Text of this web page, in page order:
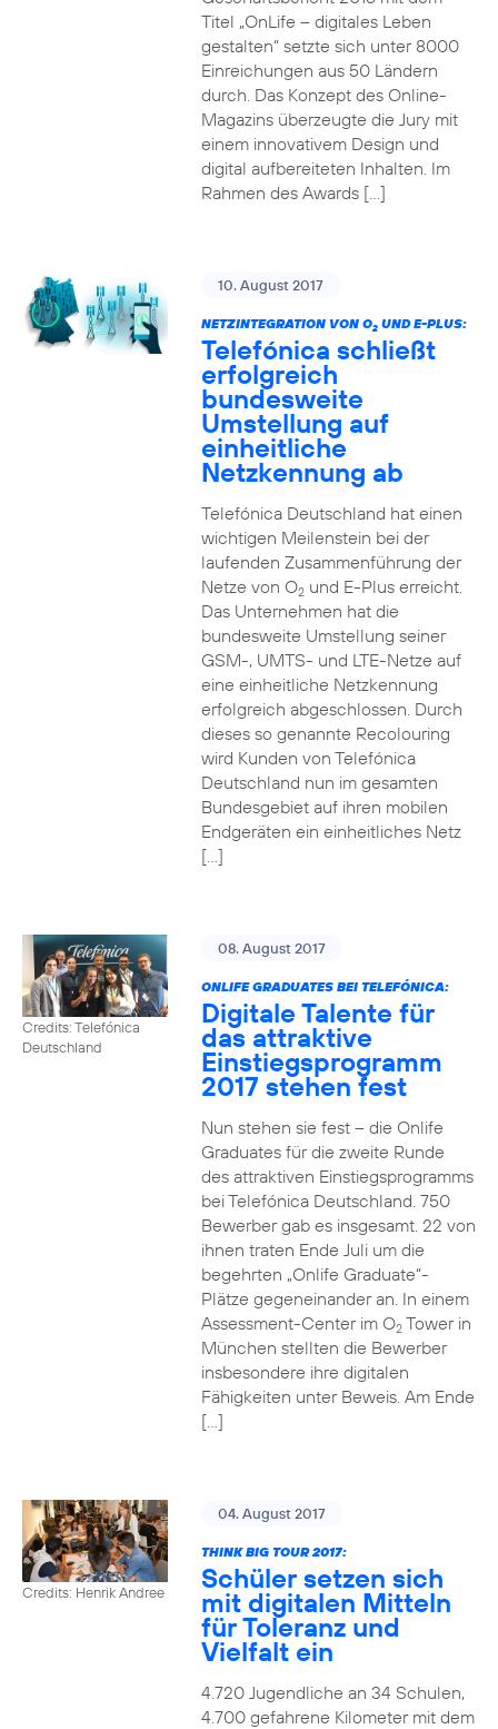
Titel „OnLife – digitales Leben
gestalten“ setzte sich unter 8000
Einreichungen aus 50 Ländern
durch. Das Konzept des Online-
Magazins überzeugte die Jury mit
einem innovativem Design und
digital aufbereiteten Inhalten. Im
Rahmen des Awards […]
10. August 2017
NETZINTEGRATION VON O2UND E-PLUS:
Telefónica schließt
erfolgreich
bundesweite
Umstellung auf
einheitliche
Netzkennung ab
Telefónica Deutschland hat einen
wichtigen Meilenstein bei der
laufenden Zusammenführung der
Netze von O2und E-Plus erreicht.
Das Unternehmen hat die
bundesweite Umstellung seiner
GSM-, UMTS- und LTE-Netze auf
eine einheitliche Netzkennung
erfolgreich abgeschlossen. Durch
dieses so genannte Recolouring
wird Kunden von Telefónica
Deutschland nun im gesamten
Bundesgebiet auf ihren mobilen
Endgeräten ein einheitliches Netz
[…]
Credits: Telefónica
Deutschland
08. August 2017
ONLIFE GRADUATES BEI TELEFÓNICA:
Digitale Talente für
das attraktive
Einstiegsprogramm
2017 stehen fest
Nun stehen sie fest – die Onlife
Graduates für die zweite Runde
des attraktiven Einstiegsprogramms
bei Telefónica Deutschland. 750
Bewerber gab es insgesamt. 22 von
ihnen traten Ende Juli um die
begehrten „Onlife Graduate“-
Plätze gegeneinander an. In einem
Assessment-Center im O2Tower in
München stellten die Bewerber
insbesondere ihre digitalen
Fähigkeiten unter Beweis. Am Ende
[…]
Credits: Henrik Andree
04. August 2017
THINK BIG TOUR 2017:
Schüler setzen sich
mit digitalen Mitteln
für Toleranz und
Vielfalt ein
4.720 Jugendliche an 34 Schulen,
4.700 gefahrene Kilometer mit dem